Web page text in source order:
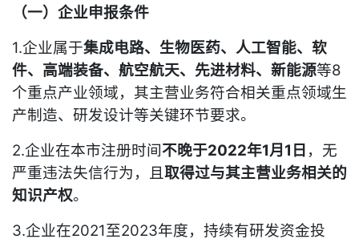
（一）企业申报条件
1.企业属于集成电路、生物医药、人工智能、软
件、高端装备、航空航天、先进材料、新能源等8
个重点产业领域，其主营业务符合相关重点领域生
产制造、研发设计等关键环节要求。
2.企业在本市注册时间不晚于2022年1月1日 ，无
严重违法失信行为，且取得过与其主营业务相关的
知识产权。
3.企业在2021至2023年度，持续有研发资金投